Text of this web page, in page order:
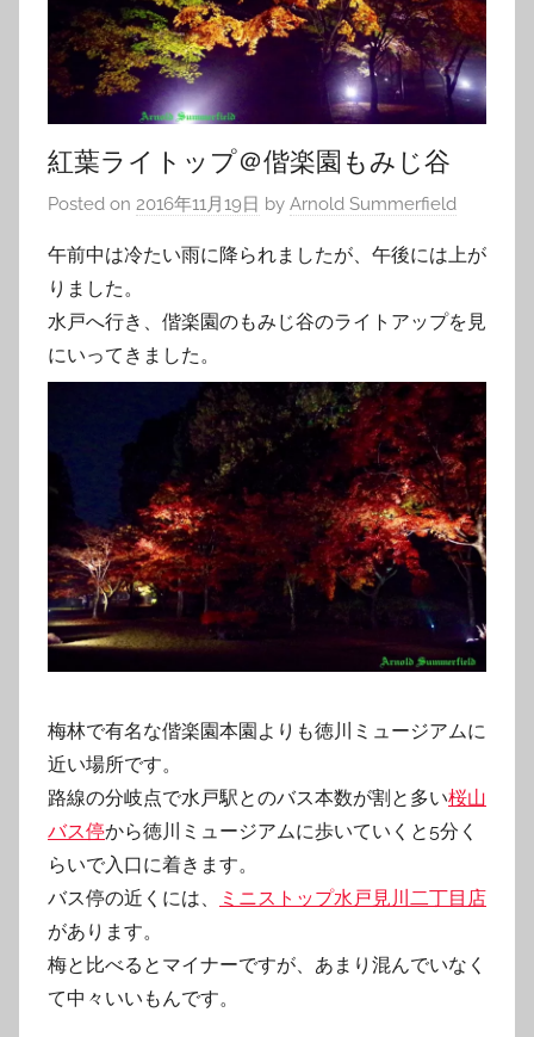
紅葉ライトップ＠偕楽園もみじ谷
Posted on 2016年11月19日 by Arnold Summerfield
午前中は冷たい雨に降られましたが、午後には上が
りました。
水戸へ行き、偕楽園のもみじ谷のライトアップを見
にいってきました。
梅林で有名な偕楽園本園よりも徳川ミュージアムに
近い場所です。
路線の分岐点で水戸駅とのバス本数が割と多い桜山
バス停から徳川ミュージアムに歩いていくと5分く
らいで入口に着きます。
バス停の近くには、
ミニストップ水戸見川二丁目店
があります。
梅と比べるとマイナーですが、あまり混んでいなく
て中々いいもんです。